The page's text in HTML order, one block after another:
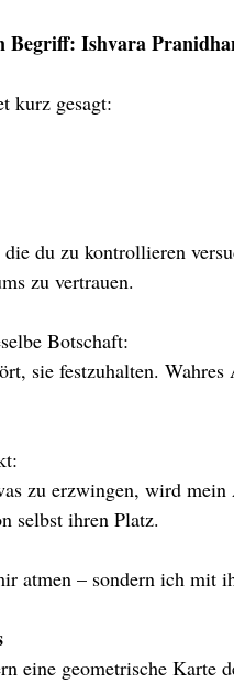
Begriff: Ishvara
kurz gesagt:
du zu kontrollieren
zu vertrauen.
Botschaft:
sie festzuhalten.
zu erzwingen, wird
selbst ihren Platz.
atmen – sondern ich mit
eine geometrische Karte